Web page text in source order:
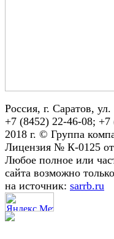
Россия, г. Саратов,
+7 (8452) 22-46-08; +7
2018 г. © Группа
Лицензия № К-0125 от
Любое полное или
сайта возможно
на источник: sarrb.ru